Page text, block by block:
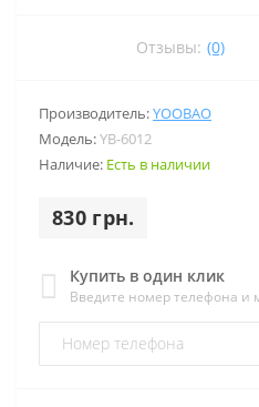
Отзывы: (0)
Производитель:YOOBAO
Модель:YB-6012
Наличие: Есть в наличии
830 грн.
Купить в один клик
Введите номер телефона и